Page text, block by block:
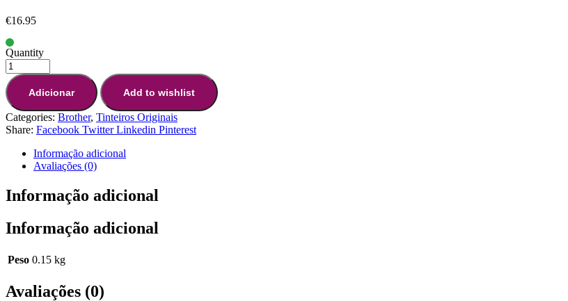
€16.95
Quantity
Adicionar Add to wishlist
Categories: Brother, Tinteiros Originais
Share: Facebook Twitter Linkedin Pinterest
Informação adicional
Avaliações (0)
Informação adicional
Informação adicional
Peso 0.15 kg
Avaliações (0)